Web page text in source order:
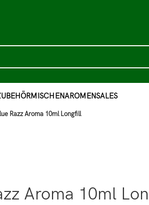
MISCHENAROMENSALES
Razz Aroma 10ml Longfill
Aroma 10ml